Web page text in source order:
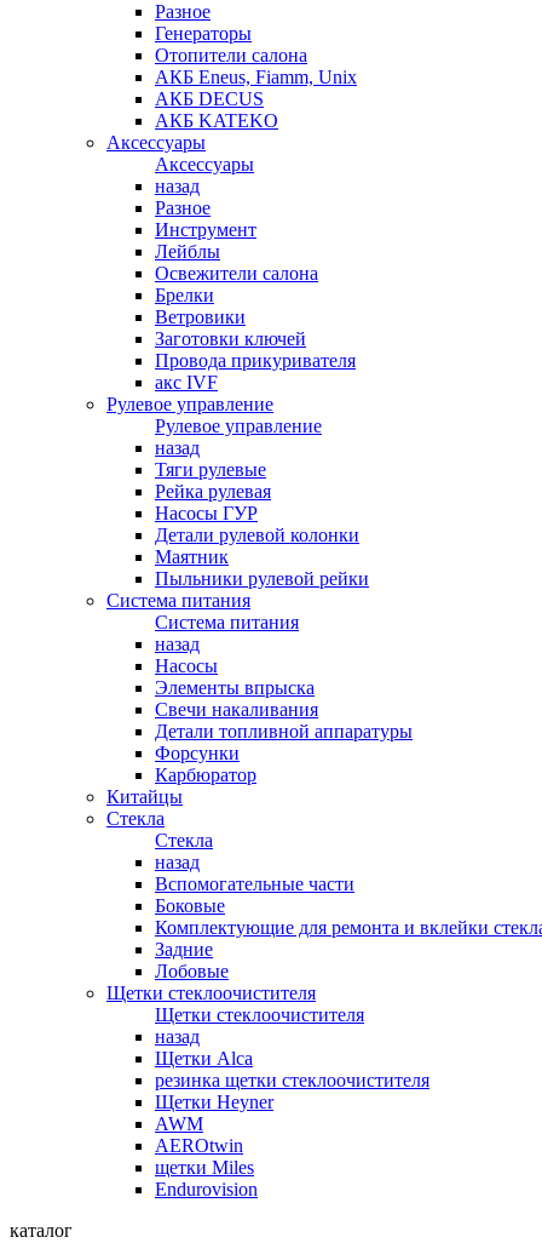
Разное
Генераторы
Отопители салона
АКБ Eneus, Fiamm, Unix
АКБ DECUS
АКБ KATEKO
Аксессуары
Аксессуары
назад
Разное
Инструмент
Лейблы
Освежители салона
Брелки
Ветровики
Заготовки ключей
Провода прикуривателя
акс IVF
Рулевое управление
Рулевое управление
назад
Тяги рулевые
Рейка рулевая
Насосы ГУР
Детали рулевой колонки
Маятник
Пыльники рулевой рейки
Система питания
Система питания
назад
Насосы
Элементы впрыска
Свечи накаливания
Детали топливной аппаратуры
Форсунки
Карбюратор
Китайцы
Стекла
Стекла
назад
Вспомогательные части
Боковые
Комплектующие для ремонта и вклейки
Задние
Лобовые
Щетки стеклоочистителя
Щетки стеклоочистителя
назад
Щетки Alca
резинка щетки стеклоочистителя
Щетки Heyner
AWM
AEROtwin
щетки Miles
Endurovision
каталог